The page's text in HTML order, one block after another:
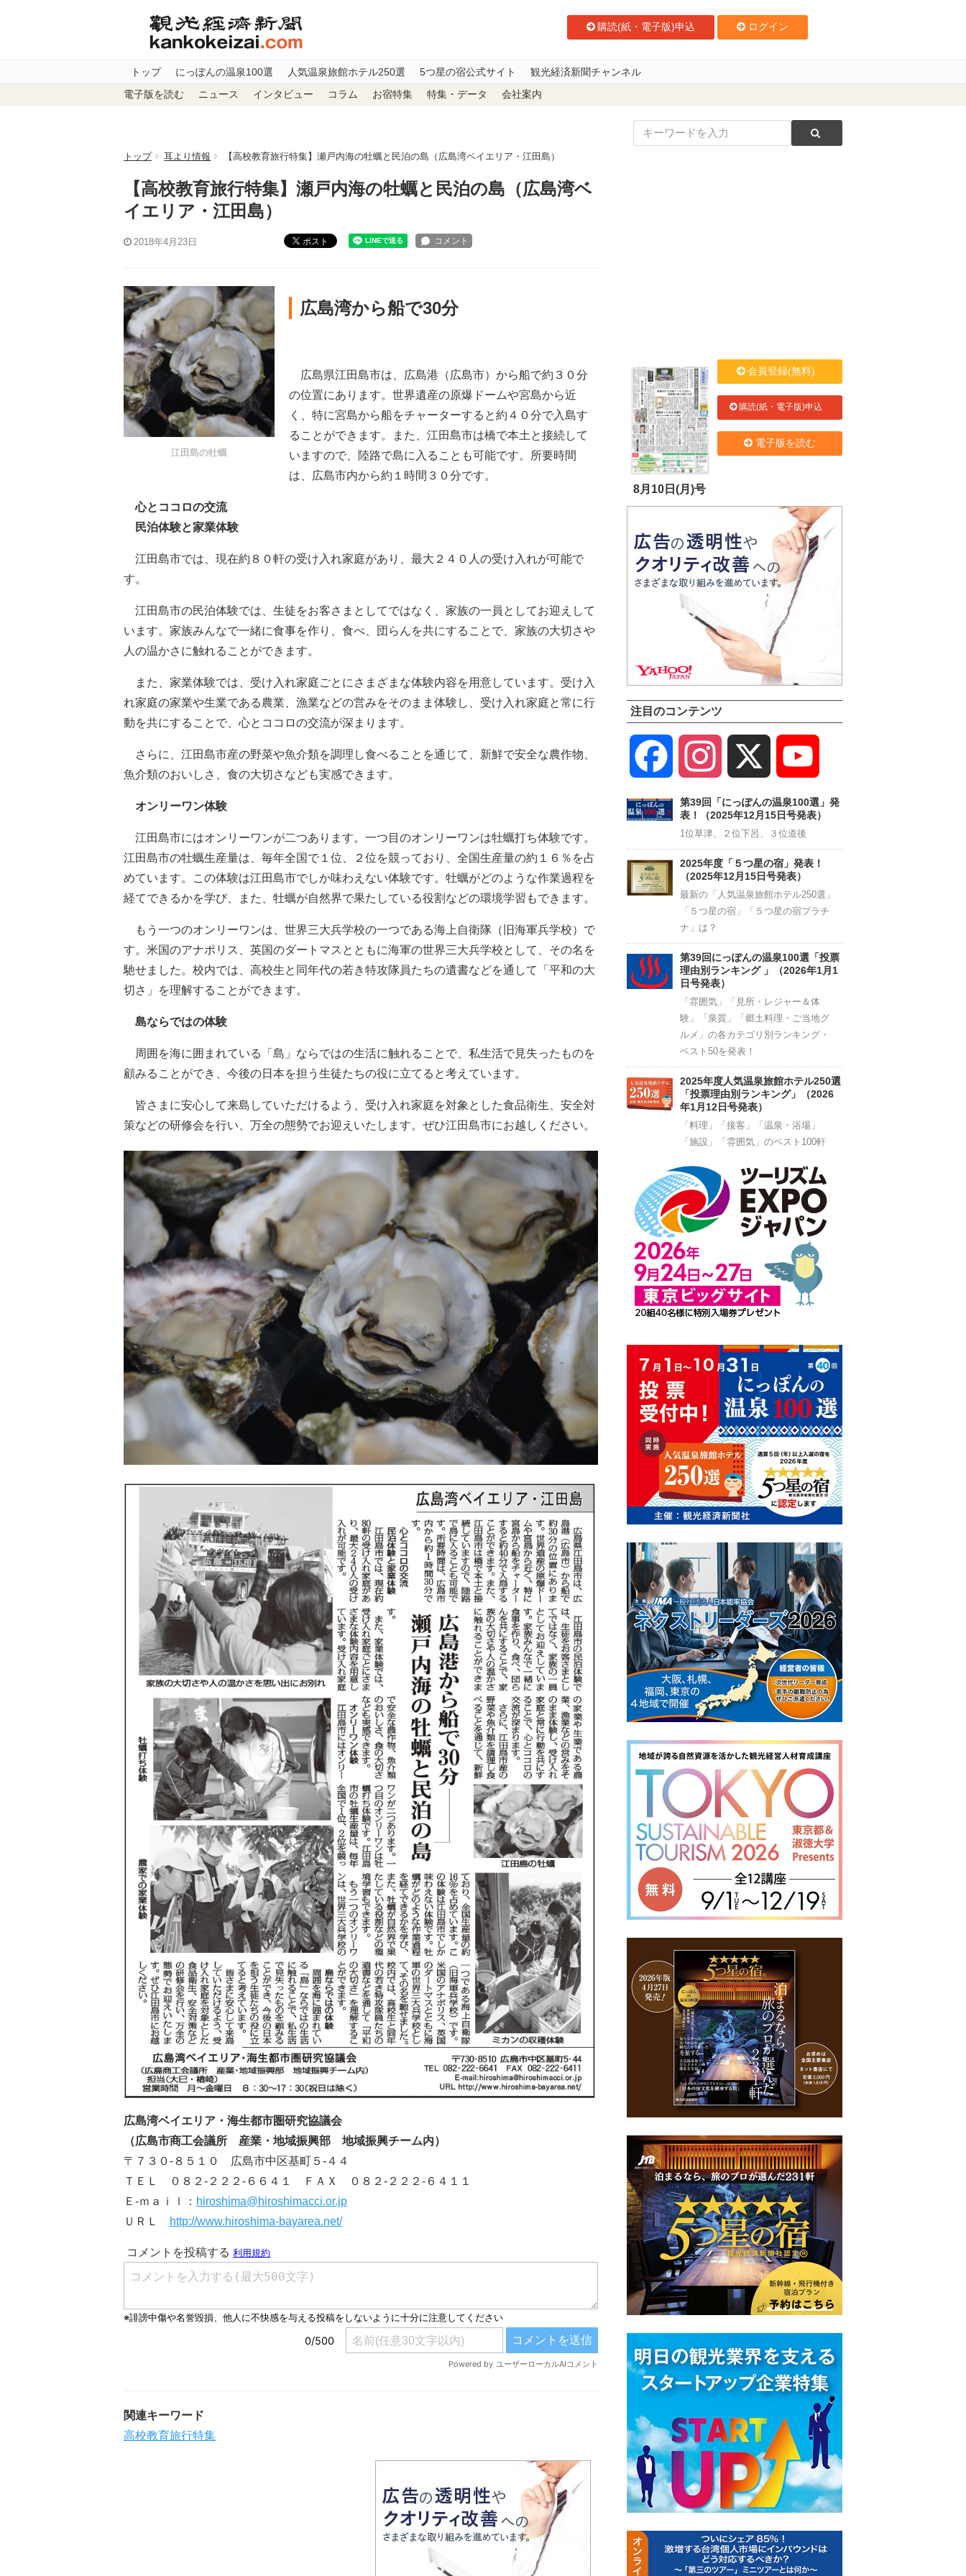
購読(紙・電子版)申込 ログイン
トップ にっぽんの温泉100選 人気温泉旅館ホテル250選 5つ星の宿公式サイト 観光経済新聞チャンネル
電子版を読む ニュース インタビュー コラム お宿特集 特集・データ 会社案内
トップ 耳より情報 【高校教育旅行特集】瀬戸内海の牡蠣と民泊の島（広島湾ベイエリア・江田島）
【高校教育旅行特集】瀬戸内海の牡蠣と民泊の島（広島湾ベ
イエリア・江田島）
2018年4月23日 ポスト
江田島の牡蠣
広島湾から船で30分
広島県江田島市は、広島港（広島市）から船で約３０分
の位置にあります。世界遺産の原爆ドームや宮島から近
く、特に宮島から船をチャーターすると約４０分で入島す
ることができます。また、江田島市は橋で本土と接続して
いますので、陸路で島に入ることも可能です。所要時間
は、広島市内から約１時間３０分です。
心とココロの交流
民泊体験と家業体験
江田島市では、現在約８０軒の受け入れ家庭があり、最大２４０人の受け入れが可能で
す。
江田島市の民泊体験では、生徒をお客さまとしてではなく、家族の一員としてお迎えして
います。家族みんなで一緒に食事を作り、食べ、団らんを共にすることで、家族の大切さや
人の温かさに触れることができます。
また、家業体験では、受け入れ家庭ごとにさまざまな体験内容を用意しています。受け入
れ家庭の家業や生業である農業、漁業などの営みをそのまま体験し、受け入れ家庭と常に行
動を共にすることで、心とココロの交流が深まります。
さらに、江田島市産の野菜や魚介類を調理し食べることを通じて、新鮮で安全な農作物、
魚介類のおいしさ、食の大切さなども実感できます。
オンリーワン体験
江田島市にはオンリーワンが二つあります。一つ目のオンリーワンは牡蠣打ち体験です。
江田島市の牡蠣生産量は、毎年全国で１位、２位を競っており、全国生産量の約１６％を占
めています。この体験は江田島市でしか味わえない体験です。牡蠣がどのような作業過程を
経てできるかを学び、また、牡蠣が自然界で果たしている役割などの環境学習もできます。
もう一つのオンリーワンは、世界三大兵学校の一つである海上自衛隊（旧海軍兵学校）で
す。米国のアナポリス、英国のダートマスとともに海軍の世界三大兵学校として、その名を
馳せました。校内では、高校生と同年代の若き特攻隊員たちの遺書などを通して「平和の大
切さ」を理解することができます。
島ならではの体験
周囲を海に囲まれている「島」ならではの生活に触れることで、私生活で見失ったものを
顧みることができ、今後の日本を担う生徒たちの役に立てると考えています。
皆さまに安心して来島していただけるよう、受け入れ家庭を対象とした食品衛生、安全対
策などの研修会を行い、万全の態勢でお迎えいたします。ぜひ江田島市にお越しください。
広島湾ベイエリア・海生都市圏研究協議会
（広島市商工会議所 産業・地域振興部 地域振興チーム内）
〒７３０‐８５１０ 広島市中区基町５‐４４
ＴＥＬ ０８２‐２２２‐６６４１ ＦＡＸ ０８２‐２２２‐６４１１
Ｅ‐ｍａｉｌ： hiroshima@hiroshimacci.or.jp
ＵＲＬ
http://www.hiroshima-bayarea.net/
関連キーワード
高校教育旅行特集
8月10日(月)号
会員登録(無料)
購読(紙・電子版)申込
電子版を読む
注目のコンテンツ
Facebook Instagram
Channel
第39回「にっぽんの温泉100選」発
表！（2025年12月15日号発表）
1位草津、２位下呂、３位道後
2025年度「５つ星の宿」発表！
（2025年12月15日号発表）
最新の「人気温泉旅館ホテル250選」
「５つ星の宿」「５つ星の宿プラチ
ナ」は？
第39回にっぽんの温泉100選「投票
理由別ランキング 」（2026年1月1
日号発表）
「雰囲気」「見所・レジャー＆体
験」「泉質」「郷土料理・ご当地グ
ルメ」の各カテゴリ別ランキング・
ベスト50を発表！
2025年度人気温泉旅館ホテル250選
「投票理由別ランキング」（2026
年1月12日号発表）
「料理」「接客」「温泉・浴場」
「施設」「雰囲気」のベスト100軒